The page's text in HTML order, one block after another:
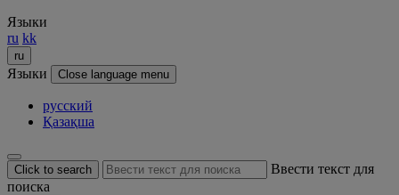
Языки
ru kk
ru
Языки Close language menu
русский
Қазақша
Click to search
Ввести текст для
поиска